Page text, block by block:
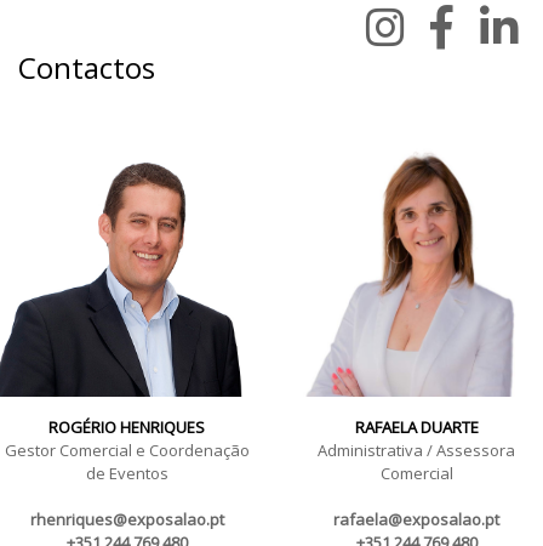
Contactos
ROGÉRIO HENRIQUES
Gestor Comercial e Coordenação
de Eventos
rhenriques@exposalao.pt
RAFAELA DUARTE
Administrativa / Assessora
Comercial
rafaela@exposalao.pt